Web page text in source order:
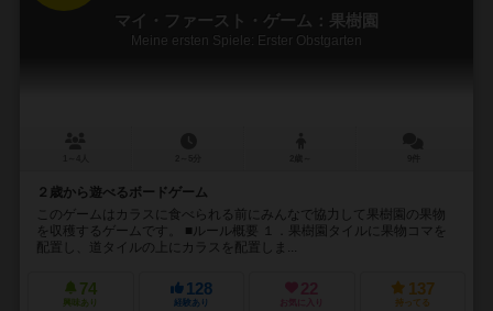
マイ・ファースト・ゲーム：果樹園
Meine ersten Spiele: Erster Obstgarten
２歳から遊べるボードゲーム
このゲームはカラスに食べられる前にみんなで協力して果樹園の果物
を収穫するゲームです。 ■ルール概要 １．果樹園タイルに果物コマを
配置し、道タイルの上にカラスを配置しま...
74
興味あり
128
経験あり
22
お気に入り
137
持ってる